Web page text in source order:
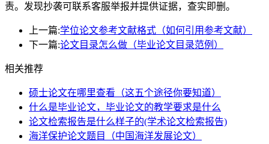
责。发现抄袭可联系客服举报并提供证据，查实即删。
上一篇:学位论文参考文献格式（如何引用参考文献）
下一篇:论文目录怎么做（毕业论文目录范例）
相关推荐
硕士论文在哪里查看（这五个途径你要知道）
什么是毕业论文，毕业论文的教学要求是什么
论文检索报告是什么样子的(学术论文检索报告)
海洋保护论文题目（中国海洋发展论文）